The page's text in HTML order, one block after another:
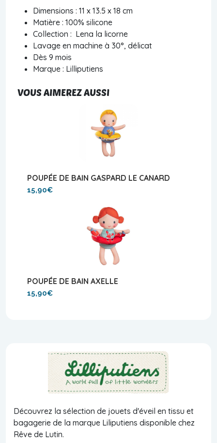
Dimensions : 11 x 13.5 x 18 cm
Matière : 100% silicone
Collection : Lena la licorne
Lavage en machine à 30°, délicat
Dès 9 mois
Marque : Lilliputiens
VOUS AIMEREZ AUSSI
POUPÉE DE BAIN GASPARD LE CANARD
15,90€
POUPÉE DE BAIN AXELLE
15,90€
Découvrez la sélection de jouets d'éveil en tissu et
bagagerie de la marque Liliputiens disponible chez
Rêve de Lutin.